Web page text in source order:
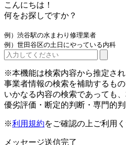
こんにちは！
何をお探しですか？
例）渋谷駅の水まわり修理業者
例）世田谷区の土日にやっている内科
※本機能は検索内容から推定され
事業者情報の検索を補助するもの
いかなる内容の検索であっても
優劣評価・断定的判断・専門的判
※利用規約をご確認の上ご利用
メッセージ送信完了